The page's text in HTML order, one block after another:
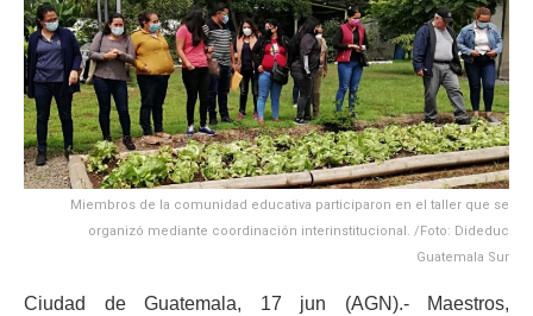
Miembros de la comunidad educativa participaron en el taller que se
organizó mediante coordinación interinstitucional. /Foto: Dideduc
Guatemala Sur
Ciudad de Guatemala, 17 jun (AGN).- Maestros,